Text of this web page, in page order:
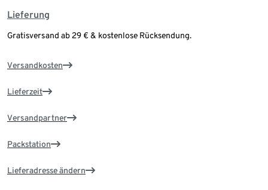
Lieferung
Gratisversand ab 29 € & kostenlose Rücksendung.
Versandkosten
Lieferzeit
Versandpartner
Packstation
Lieferadresse ändern